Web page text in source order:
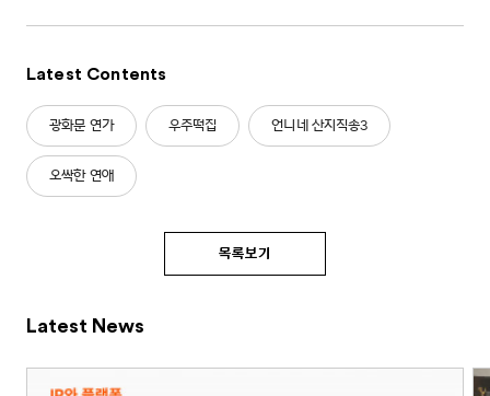
Latest Contents
광화문 연가 우주떡집 언니네 산지직송3
오싹한 연애
목록보기
Latest News